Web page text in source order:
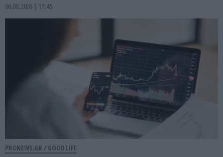
06.08.2026 | 17:45
PRONEWS.GR / GOOD LIFE